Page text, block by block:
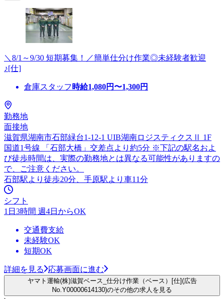
＼8/1～9/30 短期募集！／簡単仕分け作業◎未経験者歓迎
♪[仕]
倉庫スタッフ 時給1,080円〜1,300円
勤務地
面接地
滋賀県湖南市石部緑台1-12-1 UIB湖南ロジスティクスⅡ 1F
国道1号線 「石部大橋」交差点より約5分 ※下記の駅名およ
び徒歩時間は、実際の勤務地とは異なる可能性がありますの
で、ご注意ください。
石部駅より徒歩20分、手原駅より車11分
シフト
1日3時間 週4日からOK
交通費支給
未経験OK
短期OK
詳細を見る 応募画面に進む
ヤマト運輸(株)滋賀ベース_仕分け作業（ベース）[仕](広告
No.Y00000614130)のその他の求人を見る